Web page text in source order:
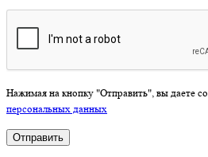
Нажимая на кнопку "Отправить", вы даете
персональных данных
Отправить